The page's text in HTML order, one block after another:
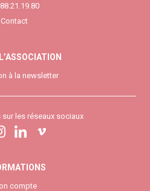
Contact
à la newsletter
sur les réseaux sociaux
compte